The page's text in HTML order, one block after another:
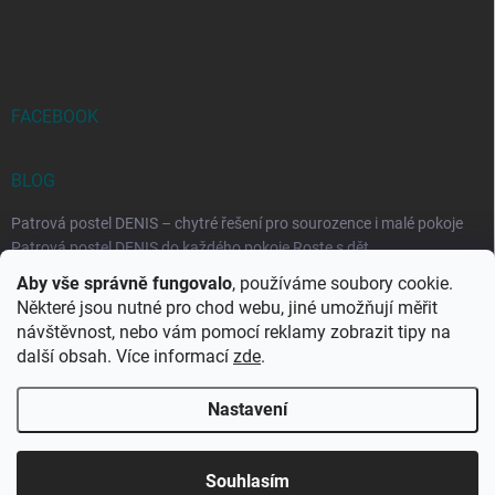
Aby vše správně fungovalo, používáme soubory cookie.
Některé jsou nutné pro chod webu, jiné umožňují měřit
návštěvnost, nebo vám pomocí reklamy zobrazit tipy na
další obsah. Více informací zde.
Nastavení
Souhlasím
FACEBOOK
BLOG
Patrová postel DENIS – chytré řešení pro sourozence i malé pokoje
Patrová postel DENIS do každého pokoje Roste s dět...
Rozkládací postele RELAX – ideální řešení pro malé prostory i
každodenní spaní
Rozkládací postel, která se přizpůsobí vašemu živo...
Copyright 2026DK-obchod.cz. Všechna práva vyhrazena.Upravit
nastavení cookies